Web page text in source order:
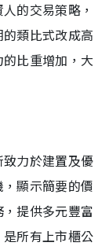
的交易策略，
類比式改成高
比重增加，大
力於建置及優
顯示簡要的價
提供多元豐富
所有上市櫃公